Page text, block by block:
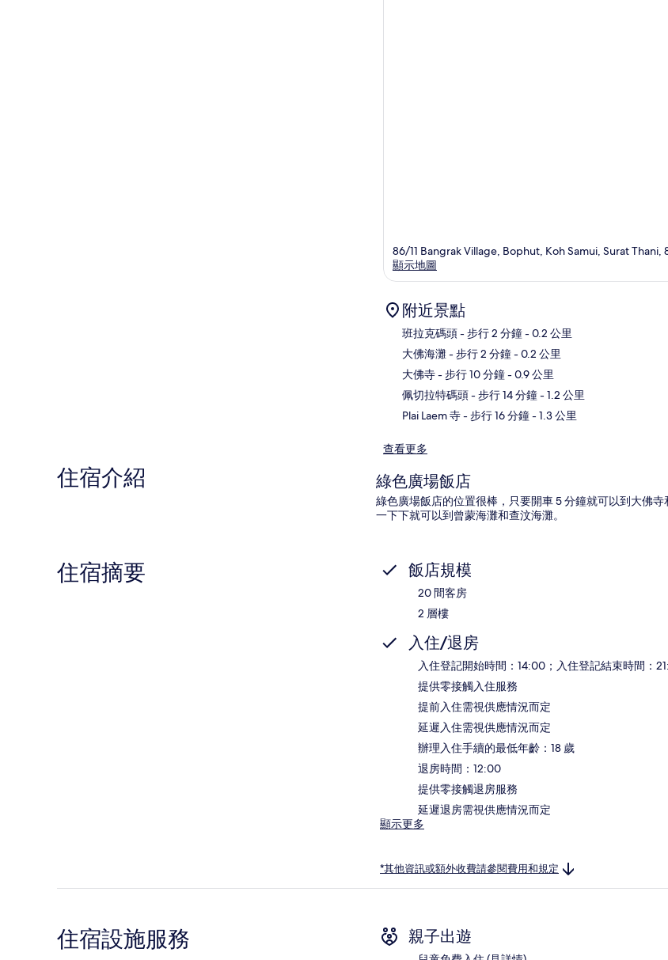
86/11 Bangrak Village, Bophut, Koh Samui, Surat Thani,
顯示地圖
附近景點
班拉克碼頭- 步行 2 分鐘- 0.2 公里
大佛海灘- 步行 2 分鐘- 0.2 公里
大佛寺- 步行 10 分鐘- 0.9 公里
佩切拉特碼頭- 步行 14 分鐘- 1.2 公里
Plai Laem 寺- 步行 16 分鐘- 1.3 公里
查看更多
住宿介紹 綠色廣場飯店
綠色廣場飯店的位置很棒，只要開車 5 分鐘就可以到大佛
一下下就可以到曾蒙海灘和查汶海灘。
住宿摘要 飯店規模
20 間客房
2 層樓
入住/退房
入住登記開始時間：14:00；入住登記結束時間：
提供零接觸入住服務
提前入住需視供應情況而定
延遲入住需視供應情況而定
辦理入住手續的最低年齡：18 歲
退房時間：12:00
提供零接觸退房服務
延遲退房需視供應情況而定
顯示更多
*其他資訊或額外收費請參閱費用和規定
住宿設施服務 親子出遊